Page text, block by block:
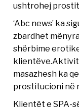
ushtrohej
‘Abc news’ ka
zbardhet
shërbime
masazhesh ka
prostitucioni në
Klientët e SPA-